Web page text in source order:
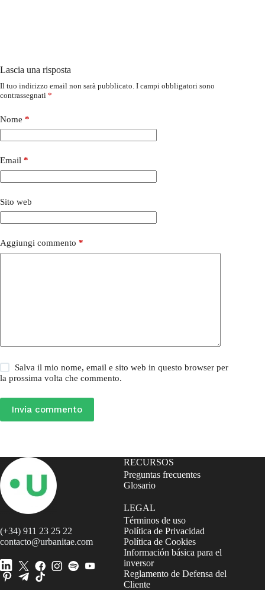
Lascia una risposta
Il tuo indirizzo email non sarà pubblicato. I campi obbligatori sono
contrassegnati *
Nome *
Email *
Sito web
Aggiungi commento *
Salva il mio nome, email e sito web in questo browser per
la prossima volta che commento.
Invia commento
(+34) 911 23 25 22
contacto@urbanitae.com
RECURSOS
Preguntas frecuentes
Glosario
LEGAL
Términos de uso
Política de Privacidad
Política de Cookies
Información básica para el
inversor
Reglamento de Defensa del
Cliente